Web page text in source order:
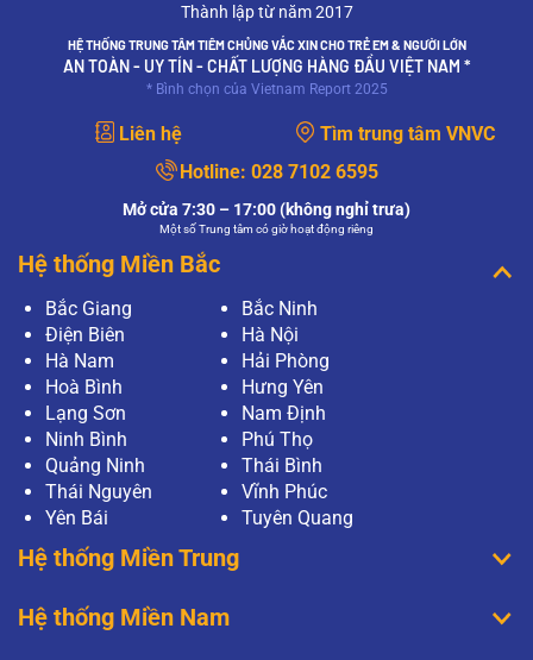
Thành lập từ năm 2017
HỆ THỐNG TRUNG TÂM TIÊM CHỦNG VẮC XIN CHO TRẺ EM & NGƯỜI LỚN
AN TOÀN - UY TÍN - CHẤT LƯỢNG HÀNG ĐẦU VIỆT NAM *
* Bình chọn của Vietnam Report 2025
Liên hệ
Tìm trung tâm VNVC
Hotline: 028 7102 6595
Mở cửa 7:30 – 17:00 (không nghỉ trưa)
Một số Trung tâm có giờ hoạt động riêng
Hệ thống Miền Bắc
Bắc Giang
Bắc Ninh
Điện Biên
Hà Nội
Hà Nam
Hải Phòng
Hoà Bình
Hưng Yên
Lạng Sơn
Nam Định
Ninh Bình
Phú Thọ
Quảng Ninh
Thái Bình
Thái Nguyên
Vĩnh Phúc
Yên Bái
Tuyên Quang
Hệ thống Miền Trung
Hệ thống Miền Nam